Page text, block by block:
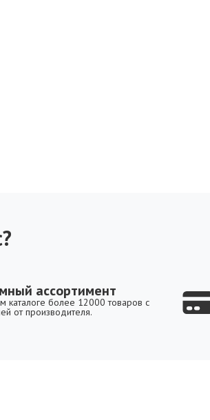
ассортимент
каталоге более 12000 товаров с
от производителя.